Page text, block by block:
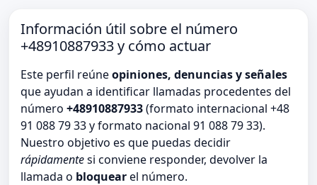
Información útil sobre el número
+48910887933 y cómo actuar
Este perfil reúneopiniones, denuncias y señales
que ayudan a identificar llamadas procedentes del
número +48910887933(formato internacional +48
91 088 79 33 y formato nacional 91 088 79 33).
Nuestro objetivo es que puedas decidir
rápidamentesi conviene responder, devolver la
llamada o bloquearel número.